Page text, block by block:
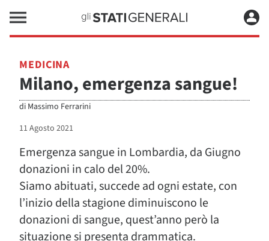
MEDICINA
Milano, emergenza sangue!
di Massimo Ferrarini
11 Agosto 2021
Emergenza sangue in Lombardia, da Giugno
donazioni in calo del 20%.
Siamo abituati, succede ad ogni estate, con
l’inizio della stagione diminuiscono le
donazioni di sangue, quest’anno però la
situazione si presenta drammatica.